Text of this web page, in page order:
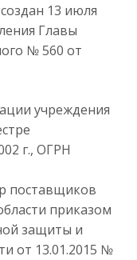
13 июля
Главы
№ 560 от
учреждения
г., ОГРН
поставщиков
приказом
защиты и
от 13.01.2015 №